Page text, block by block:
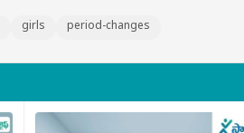
girls period-changes